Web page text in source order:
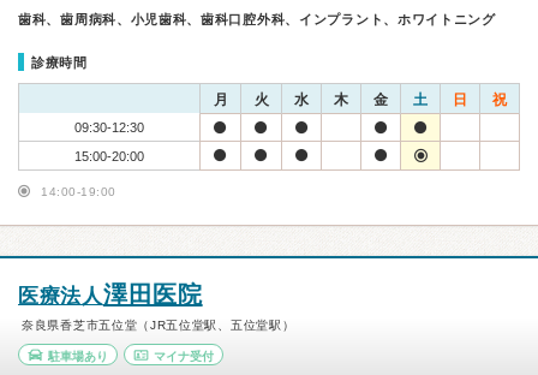
歯科、歯周病科、小児歯科、歯科口腔外科、インプラント、ホワイトニング
診療時間
月 火 水 木 金 土 日 祝
09:30-12:30
15:00-20:00
14:00-19:00
医療法人澤田医院
奈良県香芝市五位堂（JR五位堂駅、五位堂駅）
駐車場あり マイナ受付